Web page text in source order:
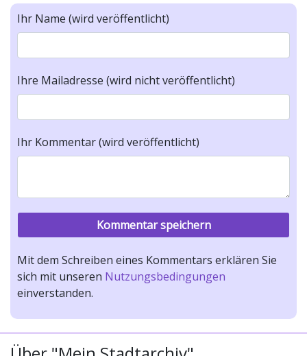
Ihr Name (wird veröffentlicht)
Ihre Mailadresse (wird nicht veröffentlicht)
Ihr Kommentar (wird veröffentlicht)
Mit dem Schreiben eines Kommentars erklären Sie
sich mit unseren Nutzungsbedingungen
einverstanden.